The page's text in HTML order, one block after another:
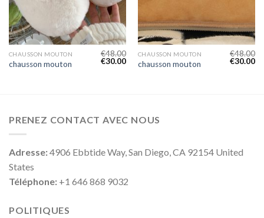
CHAUSSON MOUTON
chausson mouton
€48.00
€30.00
CHAUSSON MOUTON
chausson mouton
€48.00
€30.00
PRENEZ CONTACT AVEC NOUS
Adresse:4906 Ebbtide Way, San Diego, CA 92154 United
States
Téléphone: +1 646 868 9032
POLITIQUES